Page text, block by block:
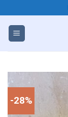
qua
dung
-28%